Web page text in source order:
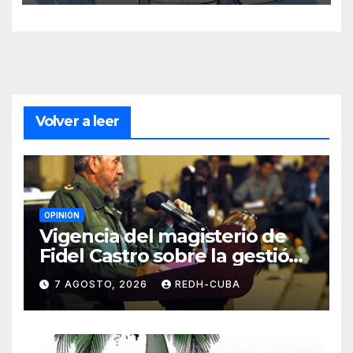
Volver a leer
OPINIÓN
Vigencia del magisterio de
Fidel Castro sobre la gestión
del liderazgo revolucionario.
Por Jorge Luís Guach Estévez
7 AGOSTO, 2026 REDH-CUBA